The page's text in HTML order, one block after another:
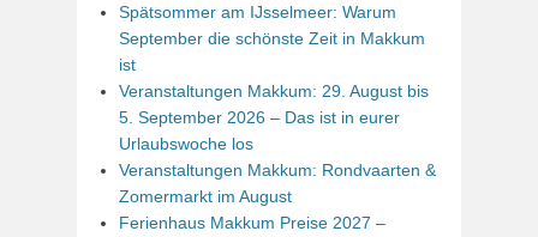
Spätsommer am IJsselmeer: Warum
September die schönste Zeit in Makkum
ist
Veranstaltungen Makkum: 29. August bis
5. September 2026 – Das ist in eurer
Urlaubswoche los
Veranstaltungen Makkum: Rondvaarten &
Zomermarkt im August
Ferienhaus Makkum Preise 2027 –